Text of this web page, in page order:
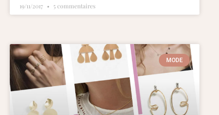
19/11/2017 5 commentaires
MODE